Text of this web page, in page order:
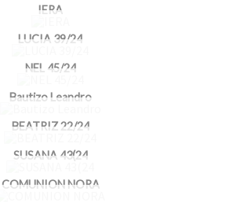
IERA
LUCIA 39/24
NEL 45/24
Bautizo Leandro
BEATRIZ 22/24
SUSANA 43(24
COMUNION NORA